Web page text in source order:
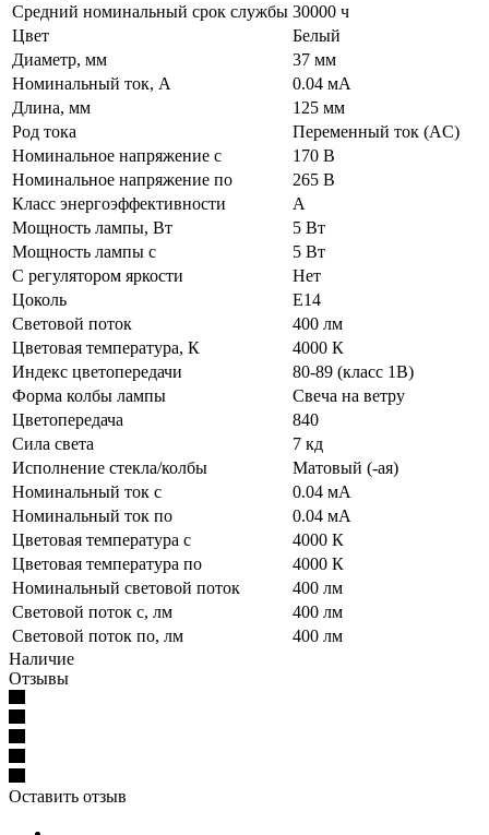
Средний номинальный срок службы 30000 ч
Цвет
Белый
Диаметр, мм
37 мм
Номинальный ток, А
0.04 мА
Длина, мм
125 мм
Род тока
Переменный ток (AC)
Номинальное напряжение с
170 В
Номинальное напряжение по
265 В
Класс энергоэффективности
A
Мощность лампы, Вт
5 Вт
Мощность лампы с
5 Вт
С регулятором яркости
Нет
Цоколь
E14
Световой поток
400 лм
Цветовая температура, К
4000 К
Индекс цветопередачи
80-89 (класс 1В)
Форма колбы лампы
Свеча на ветру
Цветопередача
840
Сила света
7 кд
Исполнение стекла/колбы
Матовый (-ая)
Номинальный ток с
0.04 мА
Номинальный ток по
0.04 мА
Цветовая температура с
4000 К
Цветовая температура по
4000 К
Номинальный световой поток
400 лм
Световой поток с, лм
400 лм
Световой поток по, лм
400 лм
Наличие
Отзывы
Оставить отзыв